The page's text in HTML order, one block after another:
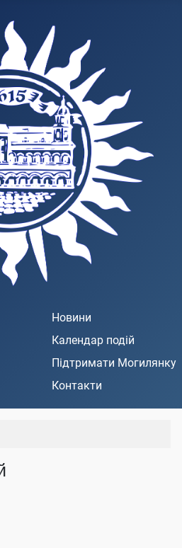
Новини
Календар подій
Підтримати Могилянку
Контакти